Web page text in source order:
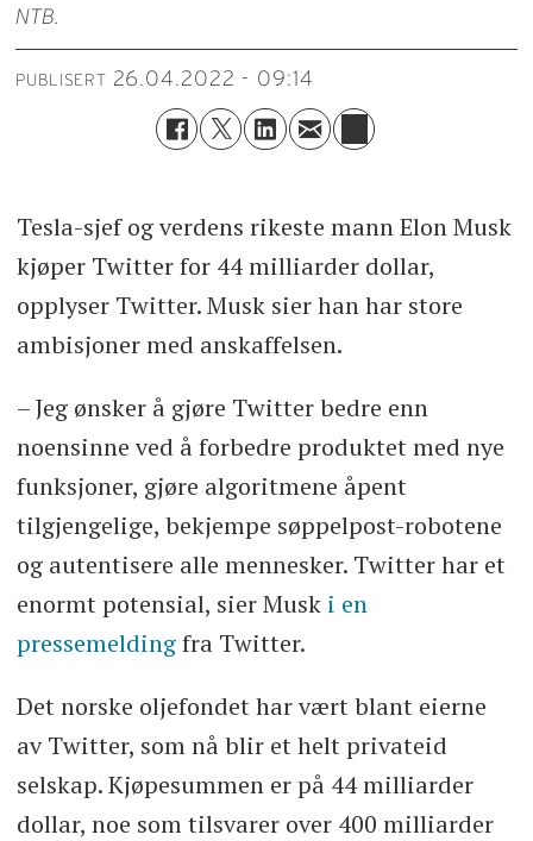
NTB.
PUBLISERT 26.04.2022 - 09:14
Tesla-sjef og verdens rikeste mann Elon Musk
kjøper Twitter for 44 milliarder dollar,
opplyser Twitter. Musk sier han har store
ambisjoner med anskaffelsen.
– Jeg ønsker å gjøre Twitter bedre enn
noensinne ved å forbedre produktet med nye
funksjoner, gjøre algoritmene åpent
tilgjengelige, bekjempe søppelpost-robotene
og autentisere alle mennesker. Twitter har et
enormt potensial, sier Musk i en
pressemeldingfra Twitter.
Det norske oljefondet har vært blant eierne
av Twitter, som nå blir et helt privateid
selskap. Kjøpesummen er på 44 milliarder
dollar, noe som tilsvarer over 400 milliarder